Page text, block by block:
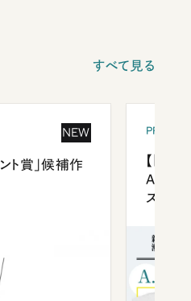
すべて見る
NEW
ト賞」候補作
【「新
ズプレ